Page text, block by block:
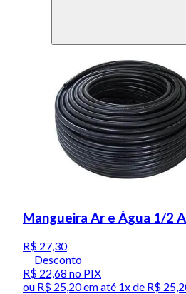
Mangueira Ar e Água 1/2
R$ 27,30
Desconto
R$ 22,68 no PIX
ou R$ 25,20em até 1x de R$